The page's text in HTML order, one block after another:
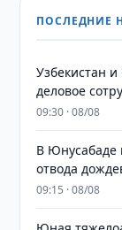
ПОСЛЕДНИЕ
Узбекистан
деловое
09:30 · 08/08
В Юнусабаде
отвода
09:15 · 08/08